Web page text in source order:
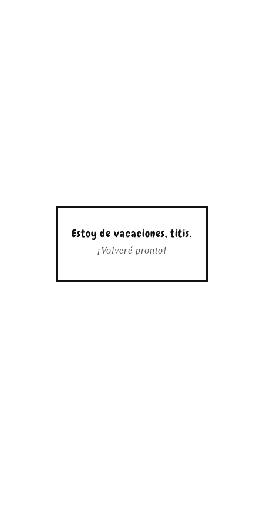
Estoy de vacaciones, titis.
¡Volveré pronto!